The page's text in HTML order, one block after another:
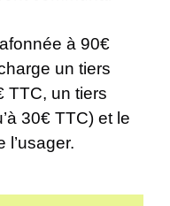
à 90€
un tiers
TTC, un tiers
30€ TTC) et le
l’usager.